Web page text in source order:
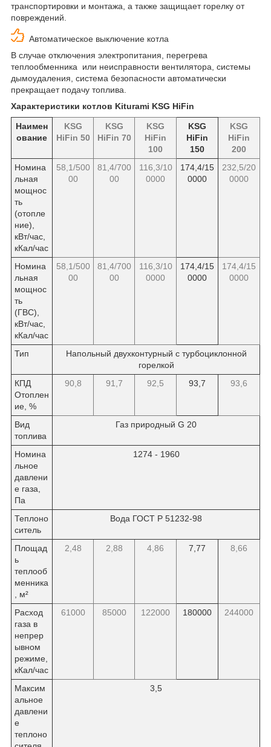
транспортировки и монтажа, а также защищает горелку от
повреждений.
Автоматическое выключение котла
В случае отключения электропитания, перегрева
теплообменника или неисправности вентилятора, системы
дымоудаления, система безопасности автоматически
прекращает подачу топлива.
Характеристики котлов Kiturami KSG HiFin
Наимен
ование
KSG
HiFin 50
KSG
HiFin 70
KSG
HiFin
100
KSG
HiFin
150
KSG
HiFin
200
Номина
льная
мощнос
ть
(отопле
ние),
кВт/час,
кКал/час
58,1/500
00
81,4/700
00
116,3/10
0000
174,4/15
0000
232,5/20
0000
Номина
льная
мощнос
ть
(ГВС),
кВт/час,
кКал/час
58,1/500
00
81,4/700
00
116,3/10
0000
174,4/15
0000
174,4/15
0000
Тип
Напольный двухконтурный с турбоциклонной
горелкой
КПД
Отоплен
ие, %
90,8 91,7 92,5 93,7 93,6
Вид
топлива
Газ природный G 20
Номина
льное
давлени
е газа,
Па
1274 - 1960
Теплоно
ситель
Вода ГОСТ Р 51232-98
Площад
ь
теплооб
менника
, м²
2,48 2,88 4,86 7,77 8,66
Расход
газа в
непрер
ывном
режиме,
кКал/час
61000 85000 122000 180000 244000
Максим
альное
давлени
е
теплоно
3,5